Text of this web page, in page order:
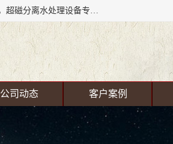
成都源蓉科技公司长期致力于环保技术的研发、设备制造、销售服务。磁分离，超磁分离，矿井水处理，超磁分离水处理设备专业厂家（国家发明专利授权）在水处理领域，公司拥有自己的技术，包括磁分离净化、磁力脱水、精密过滤等，且已获得多项国家发明专利磁分离设备，一级强化设备，磁分离机，磁分离水处理技术服务，超磁分离水处理技术服务。
公司动态 客户案例